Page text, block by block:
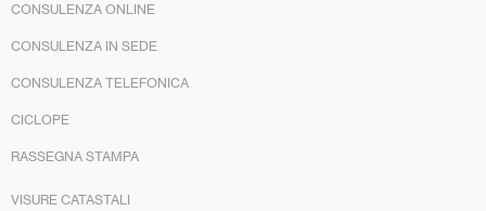
CONSULENZA ONLINE
CONSULENZA IN SEDE
CONSULENZA TELEFONICA
CICLOPE
RASSEGNA STAMPA
VISURE CATASTALI